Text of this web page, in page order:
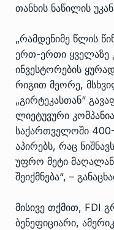
თანხის ნაწილის
„რამდენიმე წლის
ერთ-ერთი ყველაზე
ინვესტორების
რიგით მეორე,
„გირტეკასთან“
ლიეტუვური
საქართველოში 400-
აპირებს, რაც
უფრო მეტი
შეიქმნება“, –
მისივე თქმით, FDI
ბენეფიციარი,